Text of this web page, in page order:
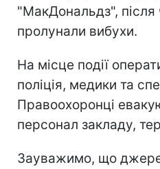
"МакДональдз", після
пролунали вибухи.
На місце події
поліція, медики та
Правоохоронці
персонал закладу,
Зауважимо, що